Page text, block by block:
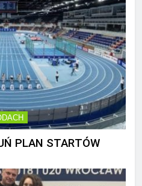
PLAN STARTÓW